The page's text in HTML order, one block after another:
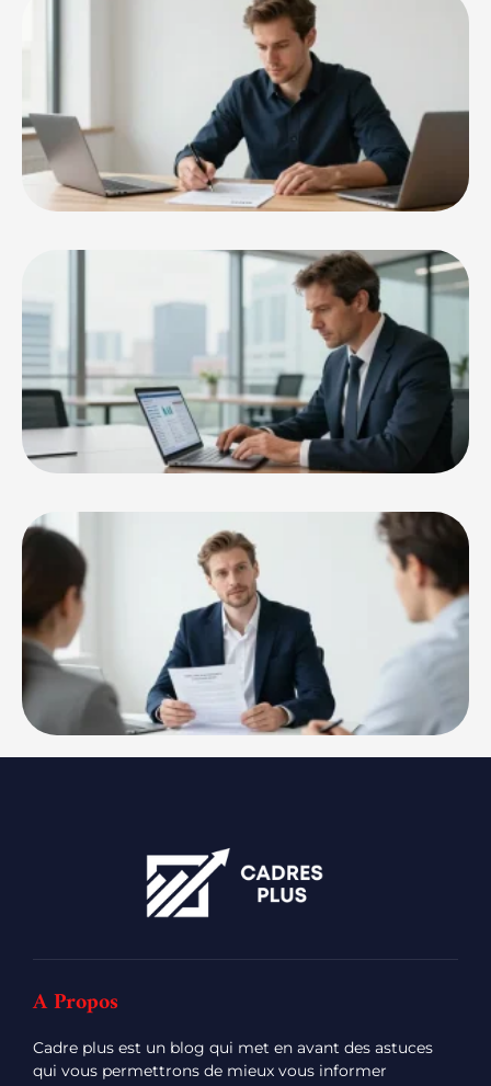
A Propos
Cadre plus est un blog qui met en avant des astuces
qui vous permettrons de mieux vous informer